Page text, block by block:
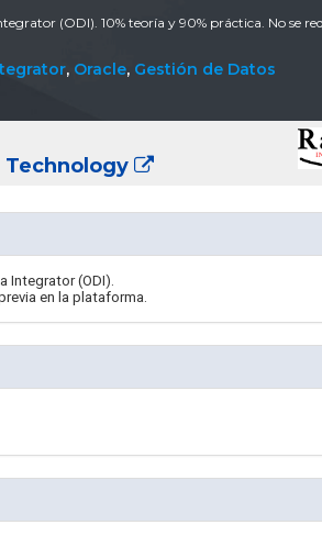
(ODI). 10% teoría y 90% práctica. No se
, Oracle, Gestión de Datos
Integrator (ODI).
en la plataforma.